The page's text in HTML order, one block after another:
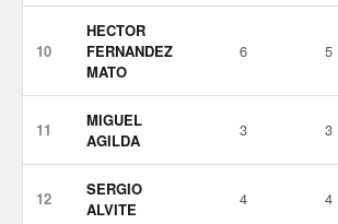
10
HECTOR
FERNANDEZ
MATO
6 5
11
MIGUEL
AGILDA
3 3
12
SERGIO
ALVITE
4 4